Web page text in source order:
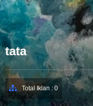
tata
Total Iklan : 0